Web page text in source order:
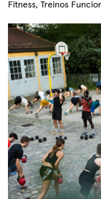
Fitness, Treinos